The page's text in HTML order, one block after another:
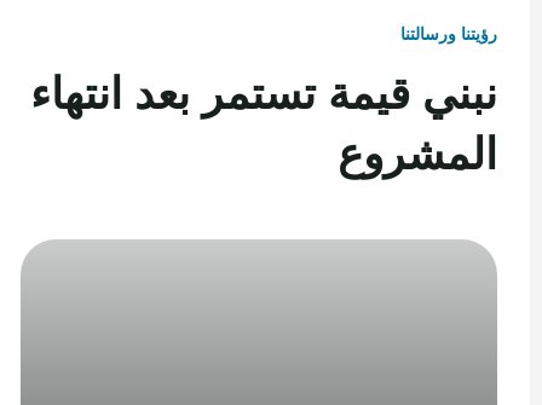
رؤيتنا ورسالتنا
نبني قيمة تستمر بعد انتهاء
المشروع